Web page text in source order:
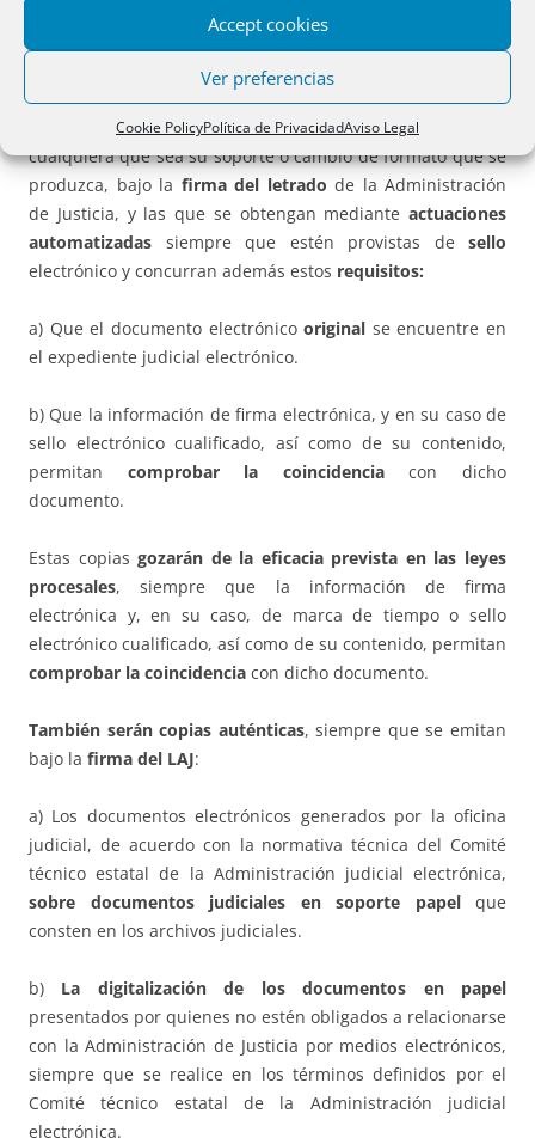
Accept cookies
Ver preferencias
Cookie PolicyPolítica de PrivacidadAviso Legal
, en el que quede constancia del
órgano emisor, fecha y hora.
Tendrán la consideración decopias auténticasde
documentos judiciales electrónicos originales las emitidas,
cualquiera que sea su soporte o cambio de formato que se
produzca, bajo la firma del letrado de la Administración
de Justicia, y las que se obtengan mediante actuaciones
automatizadas siempre que estén provistas de sello
electrónico y concurran además estos requisitos:
a) Que el documento electrónicooriginal se encuentre en
el expediente judicial electrónico.
b) Que la información de firma electrónica, y en su caso de
sello electrónico cualificado, así como de su contenido,
permitan comprobar la coincidenciacon dicho
documento.
Estas copiasgozarán de la eficacia prevista en las leyes
procesales, siempre que la información de firma
electrónica y, en su caso, de marca de tiempo o sello
electrónico cualificado, así como de su contenido, permitan
comprobar la coincidencia con dicho documento.
También serán copias auténticas, siempre que se emitan
bajo la firma del LAJ:
a) Los documentos electrónicos generados por la oficina
judicial, de acuerdo con la normativa técnica del Comité
técnico estatal de la Administración judicial electrónica,
sobre documentos judiciales en soporte papelque
consten en los archivos judiciales.
b) La digitalización de los documentos en papel
presentados por quienes no estén obligados a relacionarse
con la Administración de Justicia por medios electrónicos,
siempre que se realice en los términos definidos por el
Comité técnico estatal de la Administración judicial
electrónica.